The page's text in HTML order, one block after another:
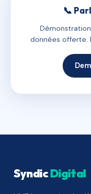
📞
données offerte.
SyndicDigital